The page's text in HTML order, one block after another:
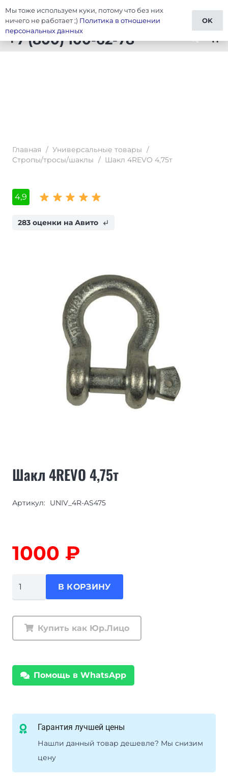
Тюнинг Универсальные товары
+7 (800) 100-62-78 shopping_cart
Главная / Универсальные товары /
Стропы/тросы/шаклы / Шакл 4REVO 4,75т
4,9
283 оценки на Авито subdirectory_arrow_left
Шакл 4REVO 4,75т
Артикул: UNIV_4R-AS475
1000 ₽
4REVO
4,75т
В КОРЗИНУ
Купить как Юр.Лицо
Помощь в WhatsApp
Гарантия лучшей цены
Нашли данный товар дешевле? Мы снизим
цену
Мы тоже используем куки, потому что без них
ничего не работает ;) Политика в отношении
персональных данных
OK